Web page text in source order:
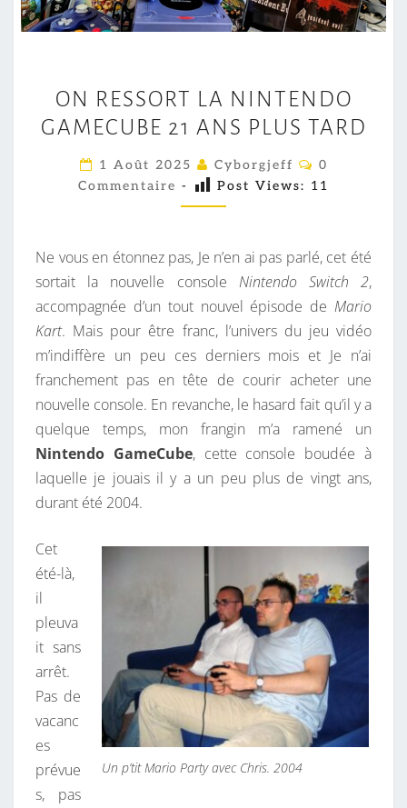
N
R
S
S
R
T
L
A
N
I
N
T
E
N
G
A
M
E
C
U
B
E
2
1
ON RESSORT LA NINTENDO
GAMECUBE 21 ANS PLUS TARD
1 Août 2025 Cyborgjeff
C
M
T
A
I
R
E
0
Commentaire - Post Views: 11
Ne vous en étonnez pas, Je n’en ai pas parlé, cet été
sortait la nouvelle console Nintendo Switch 2,
accompagnée d’un tout nouvel épisode de Mario
Kart. Mais pour être franc, l’univers du jeu vidéo
m’indiffère un peu ces derniers mois et Je n’ai
franchement pas en tête de courir acheter une
nouvelle console. En revanche, le hasard fait qu’il y a
quelque temps, mon frangin m’a ramené un
Nintendo GameCube, cette console boudée à
laquelle je jouais il y a un peu plus de vingt ans,
durant été 2004.
Un p’tit Mario Party avec Chris. 2004
Cet
été-là,
il
pleuva
it sans
arrêt.
Pas de
vacanc
es
prévue
s, pas